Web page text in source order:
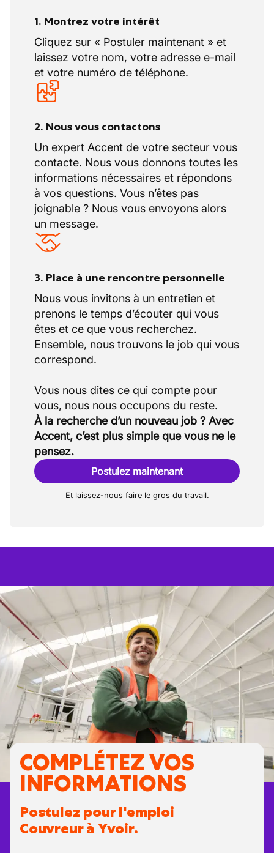
1. Montrez votre intérêt
Cliquez sur « Postuler maintenant » et
laissez votre nom, votre adresse e-mail
et votre numéro de téléphone.
2. Nous vous contactons
Un expert Accent de votre secteur vous
contacte. Nous vous donnons toutes les
informations nécessaires et répondons
à vos questions. Vous n’êtes pas
joignable ? Nous vous envoyons alors
un message.
3. Place à une rencontre personnelle
Nous vous invitons à un entretien et
prenons le temps d’écouter qui vous
êtes et ce que vous recherchez.
Ensemble, nous trouvons le job qui vous
correspond.
Vous nous dites ce qui compte pour
À la recherche d’un nouveau job ? Avec
Accent, c’est plus simple que vous ne le
pensez.
Postulez maintenant
Et laissez-nous faire le gros du travail.
COMPLÉTEZ VOS
INFORMATIONS
Postulez pour l'emploi
Couvreur à Yvoir.